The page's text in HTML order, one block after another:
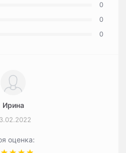
0
0
0
Ирина
оценка: